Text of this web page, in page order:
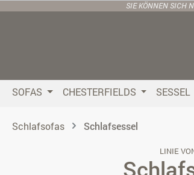
Hauptinhalt springen
Zur Suche springen
Zur Hauptnavigation springen
SIE KÖNNEN SICH
SOFAS CHESTERFIELDS SESSEL
Schlafsofas Schlafsessel
LINIE